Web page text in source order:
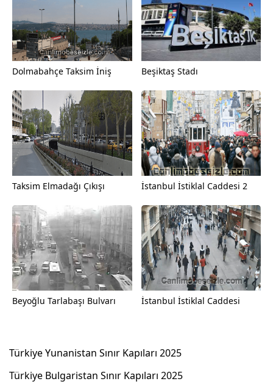
Dolmabahçe Taksim İniş Beşiktaş Stadı
Taksim Elmadağı Çıkışı İstanbul İstiklal Caddesi 2
Beyoğlu Tarlabaşı Bulvarı İstanbul İstiklal Caddesi
Türkiye Yunanistan Sınır Kapıları 2025
Türkiye Bulgaristan Sınır Kapıları 2025